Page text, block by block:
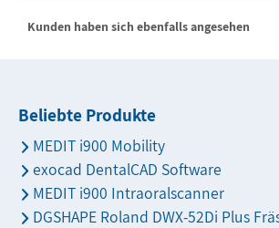
Kunden haben sich ebenfalls angesehen
Beliebte Produkte
MEDIT i900 Mobility
exocad DentalCAD Software
MEDIT i900 Intraoralscanner
DGSHAPE Roland DWX-52Di Plus